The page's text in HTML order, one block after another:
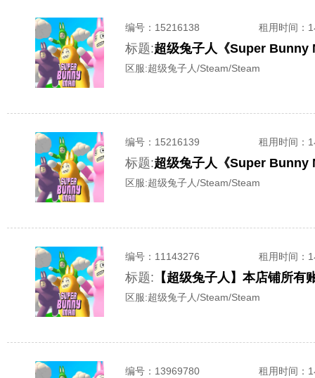
编号： 15216138 租用时间 ：
标题:
区服:超级兔子人/Steam/Steam
编号： 15216139 租用时间 ：
标题:
区服:超级兔子人/Steam/Steam
编号： 11143276 租用时间 ：
标题: 【超级兔子人】本店铺所
区服:超级兔子人/Steam/Steam
编号： 13969780 租用时间 ：